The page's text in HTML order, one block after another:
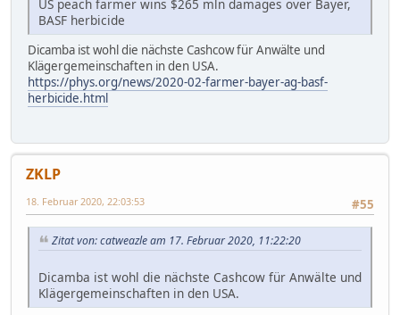
US peach farmer wins $265 mln damages over Bayer,
BASF herbicide
Dicamba ist wohl die nächste Cashcow für Anwälte und
Klägergemeinschaften in den USA.
https://phys.org/news/2020-02-farmer-bayer-ag-basf-
herbicide.html
ZKLP
#55
18. Februar 2020, 22:03:53
Zitat von: catweazle am 17. Februar 2020, 11:22:20
Dicamba ist wohl die nächste Cashcow für Anwälte und
Klägergemeinschaften in den USA.